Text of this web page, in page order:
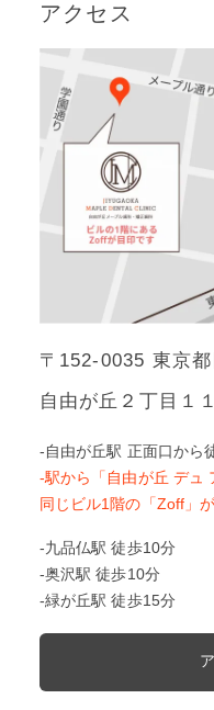
アクセス
〒152-0035 東京
自由が丘２丁目１
-自由が丘駅 正面口から
-駅から「自由が丘 デュ
同じビル1階の「Zoff」
-九品仏駅 徒歩10分
-奥沢駅 徒歩10分
-緑が丘駅 徒歩15分